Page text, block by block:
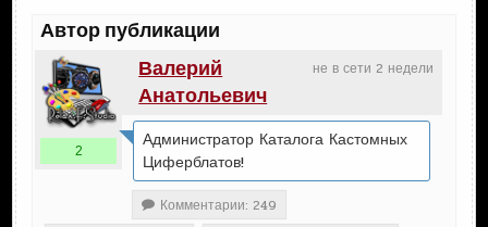
Автор публикации
не в сети 2 недели
Валерий
Анатольевич
2
Администратор Каталога Кастомных
Циферблатов!
Комментарии: 249